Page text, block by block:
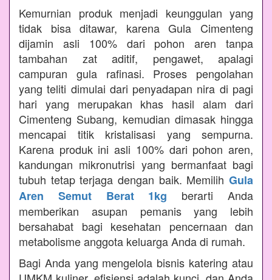
Kemurnian produk menjadi keunggulan yang
tidak bisa ditawar, karena Gula Cimenteng
dijamin asli 100% dari pohon aren tanpa
tambahan zat aditif, pengawet, apalagi
campuran gula rafinasi. Proses pengolahan
yang teliti dimulai dari penyadapan nira di pagi
hari yang merupakan khas hasil alam dari
Cimenteng Subang, kemudian dimasak hingga
mencapai titik kristalisasi yang sempurna.
Karena produk ini asli 100% dari pohon aren,
kandungan mikronutrisi yang bermanfaat bagi
tubuh tetap terjaga dengan baik. Memilih Gula
Aren Semut Berat 1kg berarti Anda
memberikan asupan pemanis yang lebih
bersahabat bagi kesehatan pencernaan dan
metabolisme anggota keluarga Anda di rumah.
Bagi Anda yang mengelola bisnis katering atau